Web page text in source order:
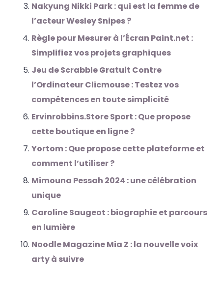
Nakyung Nikki Park : qui est la femme de
l’acteur Wesley Snipes ?
Règle pour Mesurer à l’Écran Paint.net :
Simplifiez vos projets graphiques
Jeu de Scrabble Gratuit Contre
l’Ordinateur Clicmouse : Testez vos
compétences en toute simplicité
Ervinrobbins.Store Sport : Que propose
cette boutique en ligne ?
Yortom : Que propose cette plateforme et
comment l’utiliser ?
Mimouna Pessah 2024 : une célébration
unique
Caroline Saugeot : biographie et parcours
en lumière
Noodle Magazine Mia Z : la nouvelle voix
arty à suivre